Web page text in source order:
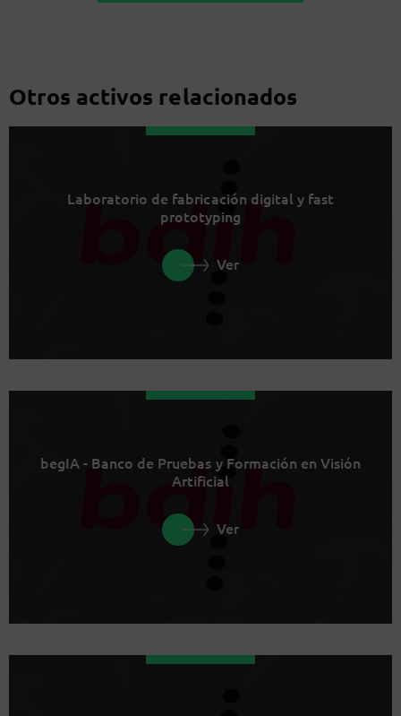
Otros activos relacionados
Laboratorio de fabricación digital y fast
prototyping
Ver
begIA - Banco de Pruebas y Formación en Visión
Artificial
Ver